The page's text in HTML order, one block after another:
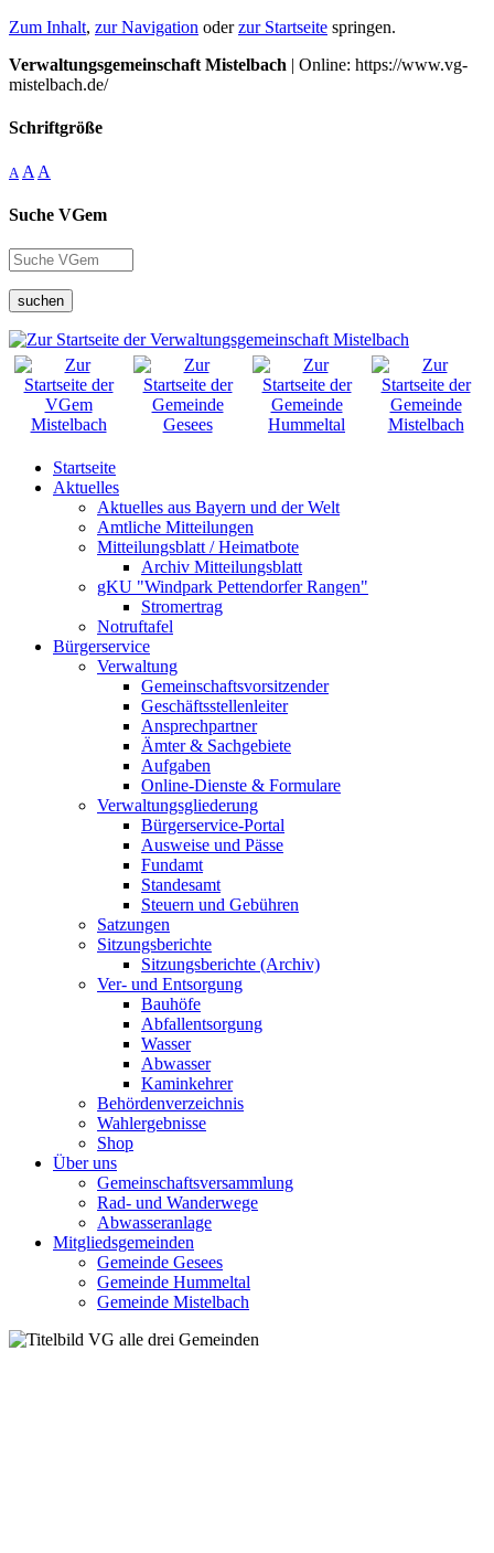
Zum Inhalt, zur Navigation oderzur Startseite springen.
Verwaltungsgemeinschaft Mistelbach | Online: https://www.vg-
mistelbach.de/
Schriftgröße
A A A
Suche VGem
suchen
Startseite
Aktuelles
Aktuelles aus Bayern und der Welt
Amtliche Mitteilungen
Mitteilungsblatt / Heimatbote
Archiv Mitteilungsblatt
gKU "Windpark Pettendorfer Rangen"
Stromertrag
Notruftafel
Bürgerservice
Verwaltung
Gemeinschaftsvorsitzender
Geschäftsstellenleiter
Ansprechpartner
Ämter & Sachgebiete
Aufgaben
Online-Dienste & Formulare
Verwaltungsgliederung
Bürgerservice-Portal
Ausweise und Pässe
Fundamt
Standesamt
Steuern und Gebühren
Satzungen
Sitzungsberichte
Sitzungsberichte (Archiv)
Ver- und Entsorgung
Bauhöfe
Abfallentsorgung
Wasser
Abwasser
Kaminkehrer
Behördenverzeichnis
Wahlergebnisse
Shop
Über uns
Gemeinschaftsversammlung
Rad- und Wanderwege
Abwasseranlage
Mitgliedsgemeinden
Gemeinde Gesees
Gemeinde Hummeltal
Gemeinde Mistelbach